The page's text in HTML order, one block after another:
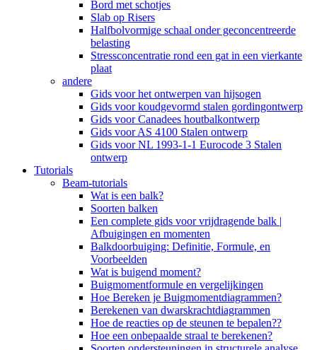
Bord met schotjes
Slab op Risers
Halfbolvormige schaal onder geconcentreerde
belasting
Stressconcentratie rond een gat in een vierkante
plaat
andere
Gids voor het ontwerpen van hijsogen
Gids voor koudgevormd stalen gordingontwerp
Gids voor Canadees houtbalkontwerp
Gids voor AS 4100 Stalen ontwerp
Gids voor NL 1993-1-1 Eurocode 3 Stalen
ontwerp
Tutorials
Beam-tutorials
Wat is een balk?
Soorten balken
Een complete gids voor vrijdragende balk |
Afbuigingen en momenten
Balkdoorbuiging: Definitie, Formule, en
Voorbeelden
Wat is buigend moment?
Buigmomentformule en vergelijkingen
Hoe Bereken je Buigmomentdiagrammen?
Berekenen van dwarskrachtdiagrammen
Hoe de reacties op de steunen te bepalen??
Hoe een onbepaalde straal te berekenen?